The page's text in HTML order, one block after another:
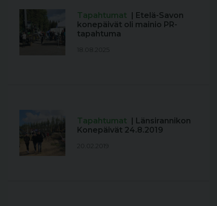
Tapahtumat
| Etelä-Savon
konepäivät oli mainio PR-
tapahtuma
18.08.2025
Tapahtumat
| Länsirannikon
Konepäivät 24.8.2019
20.02.2019